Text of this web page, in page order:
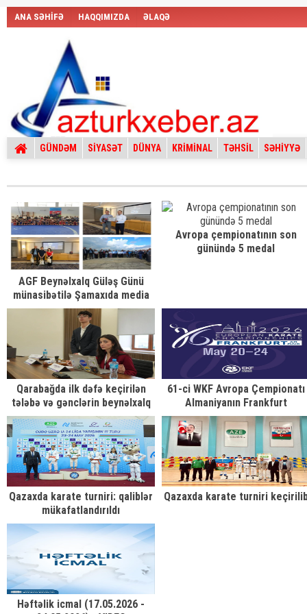
ANA SƏHİFƏ HAQQIMIZDA ƏLAQƏ
GÜNDƏM SİYASƏT DÜNYA KRİMİNAL TƏHSİL SƏHİYYƏ
AGF Beynəlxalq Güləş Günü
münasibətilə Şamaxıda media
tur təşkil edib
Avropa çempionatının son
günündə 5 medal
Qarabağda ilk dəfə keçirilən
tələbə və gənclərin beynəlxalq
BMT Modeli konfransı davam
edir
61-ci WKF Avropa Çempionatı
Almaniyanın Frankfurt
şəhərində uğurla başa çatıb
Qazaxda karate turniri: qaliblər
mükafatlandırıldı
Qazaxda karate turniri
Həftəlik icmal (17.05.2026 -